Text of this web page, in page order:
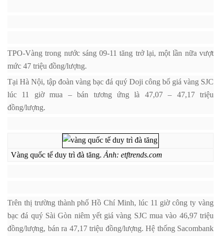
TPO-Vàng trong nước sáng 09-11 tăng trở lại, một lần nữa vượt
mức 47 triệu đồng/lượng.
Tại Hà Nội, tập đoàn vàng bạc đá quý Doji công bố giá vàng SJC
lúc 11 giờ mua – bán tương ứng là 47,07 – 47,17 triệu
đồng/lượng.
Vàng quốc tế duy trì đà tăng. Ảnh: etftrends.com
Trên thị trường thành phố Hồ Chí Minh, lúc 11 giờ công ty vàng
bạc đá quý Sài Gòn niêm yết giá vàng SJC mua vào 46,97 triệu
đồng/lượng, bán ra 47,17 triệu đồng/lượng. Hệ thống Sacombank